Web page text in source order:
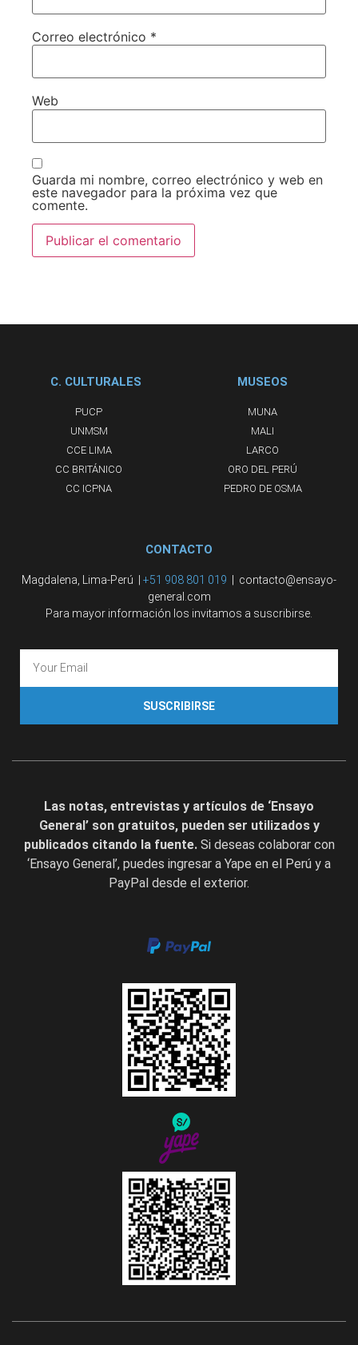
Correo electrónico *
Web
Guarda mi nombre, correo electrónico y web en
este navegador para la próxima vez que
comente.
C. CULTURALES
PUCP
UNMSM
CCE LIMA
CC BRITÁNICO
CC ICPNA
MUSEOS
MUNA
MALI
LARCO
ORO DEL PERÚ
PEDRO DE OSMA
CONTACTO
Magdalena, Lima-Perú | +51 908 801 019
| contacto@ensayo-
general.com
Para mayor información los invitamos a suscribirse.
SUSCRIBIRSE
Las notas, entrevistas y artículos de ‘Ensayo
General’ son gratuitos, pueden ser utilizados y
publicados citando la fuente. Si deseas colaborar con
‘Ensayo General’, puedes ingresar a Yape en el Perú y a
PayPal desde el exterior.